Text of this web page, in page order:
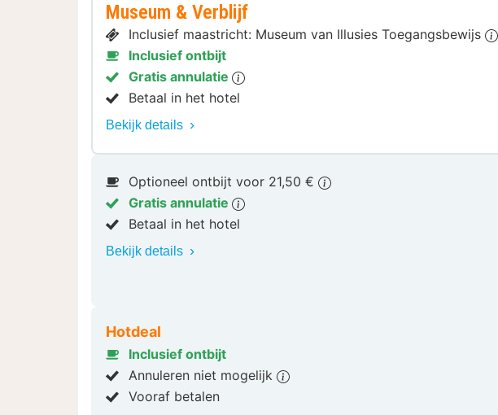
Museum & Verblijf
Inclusief maastricht: Museum van Illusies Toegangsbewijs
Inclusief ontbijt
Gratis annulatie
Betaal in het hotel
Bekijk details
Optioneel ontbijt voor 21,50 €
Gratis annulatie
Betaal in het hotel
Bekijk details
Hotdeal
Inclusief ontbijt
Annuleren niet mogelijk
Vooraf betalen